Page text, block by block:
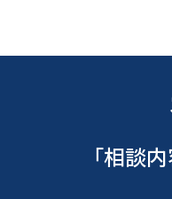
「相談